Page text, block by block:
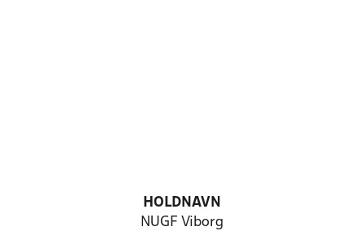
HOLDNAVN
NUGF Viborg